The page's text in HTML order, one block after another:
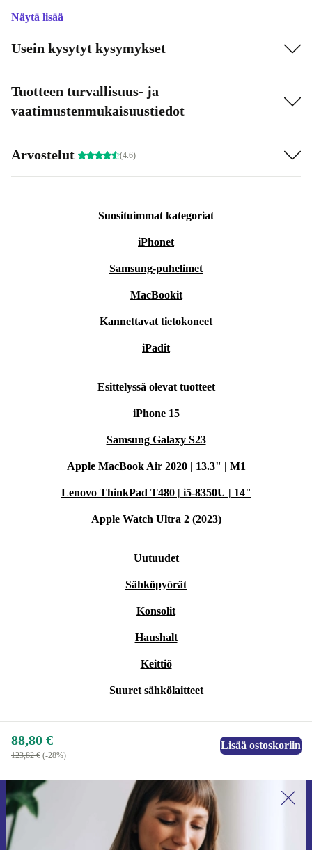
Näytä lisää
Usein kysytyt kysymykset
Tuotteen turvallisuus- ja
vaatimustenmukaisuustiedot
Arvostelut (4.6)
Suosituimmat kategoriat
iPhonet
Samsung-puhelimet
MacBookit
Kannettavat tietokoneet
iPadit
Esittelyssä olevat tuotteet
iPhone 15
Samsung Galaxy S23
Apple MacBook Air 2020 | 13.3" | M1
Lenovo ThinkPad T480 | i5-8350U | 14"
Apple Watch Ultra 2 (2023)
Uutuudet
Sähköpyörät
Konsolit
Haushalt
Keittiö
Suuret sähkölaitteet
88,80 €
123,82 € (-28%)
Lisää ostoskoriin
Liity ensimmäistä kertaa uutiskirjeen
tilaajaksi ja säästä 15 €!
Älä missaa enää yhtäkään tarjousta.